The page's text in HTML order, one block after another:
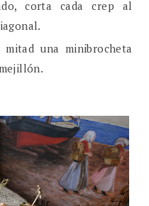
corta cada crep al
mitad una minibrocheta